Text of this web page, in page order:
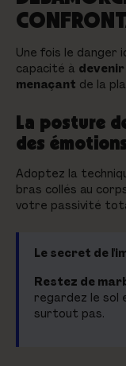
Une fois le danger
capacité à devenir
menaçant de la
La posture
des
Adoptez la
bras collés au
votre passivité
Le secret de
Restez de
regardez le sol
surtout pas.